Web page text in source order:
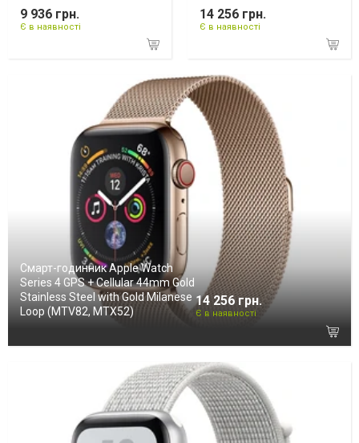
9 936 грн.
Є в наявності
14 256 грн.
Є в наявності
Смарт-годинник Apple Watch
Series 4 GPS + Cellular 44mm Gold
Stainless Steel with Gold Milanese
Loop (MTV82, MTX52)
14 256 грн.
Є в наявності